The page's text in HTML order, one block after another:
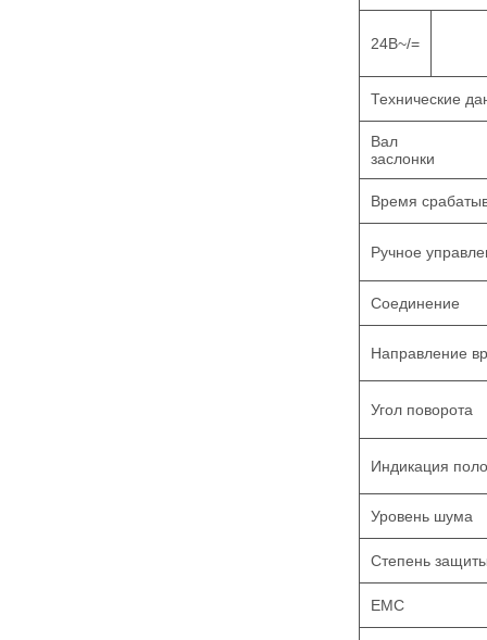
24В~/=
Технические
Вал
Время
Ручное
Соединение
Направление
Угол поворота
Индикация
Уровень шума
Степень
EMC